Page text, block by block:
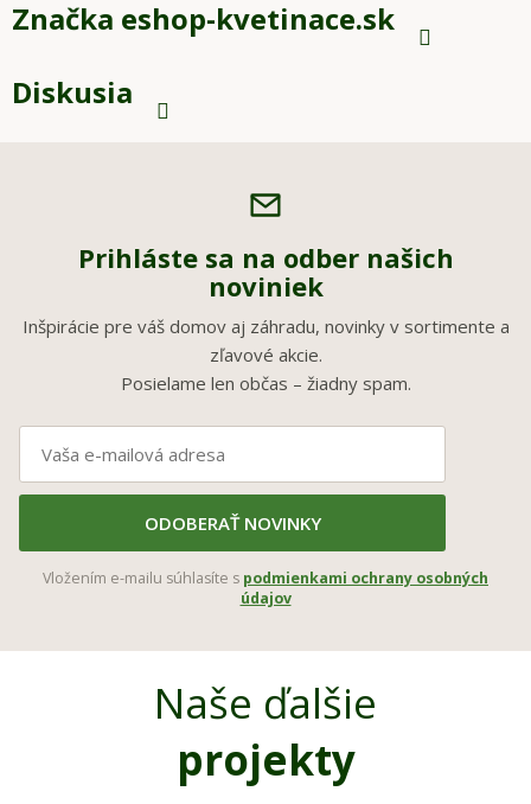
Značka eshop-kvetinace.sk
Diskusia
Prihláste sa na odber našich
noviniek
Inšpirácie pre váš domov aj záhradu, novinky v sortimente a
zľavové akcie.
Posielame len občas – žiadny spam.
ODOBERAŤ NOVINKY
Vložením e-mailu súhlasíte s podmienkami ochrany osobných
údajov
Naše ďalšie
projekty